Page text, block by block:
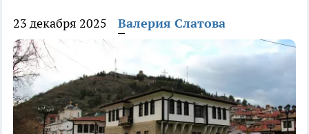
23 декабря 2025 Валерия Слатова